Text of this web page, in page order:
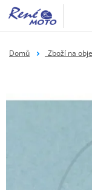
Domů _Zboží na